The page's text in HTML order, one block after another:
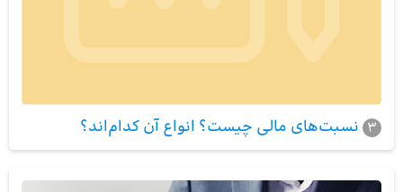
3 نسبت‌های مالی چیست؟ انواع آن کدام‌اند؟